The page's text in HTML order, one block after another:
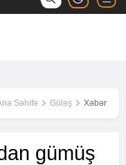
Səhifə Güləş Xəbər
gümüş